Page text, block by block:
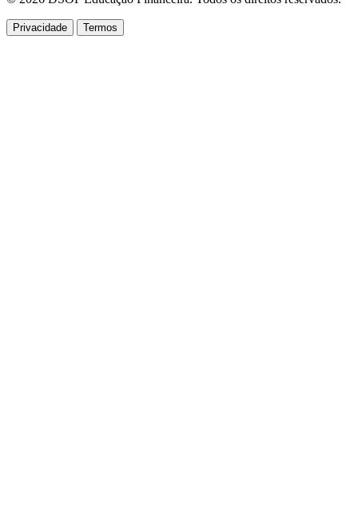
Privacidade Termos